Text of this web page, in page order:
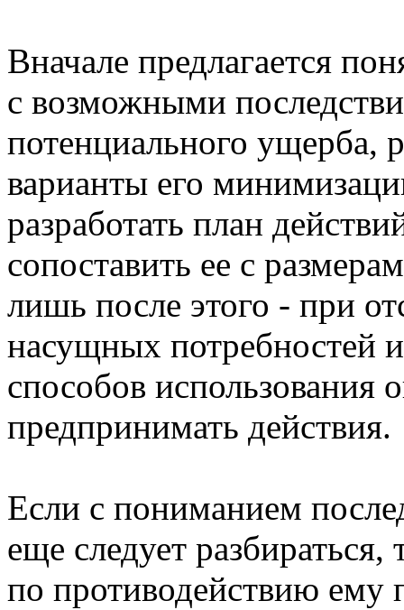
Вначале предлагается
с возможными
потенциального ущерба,
варианты его
разработать план
сопоставить ее с
лишь после этого - при
насущных потребностей
способов использования
предпринимать действия.
Если с пониманием
еще следует
по противодействию ему